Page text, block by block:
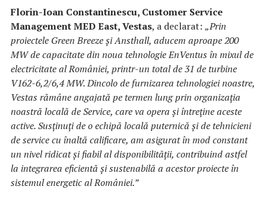
Florin-Ioan Constantinescu, Customer Service
Management MED East, Vestas, a declarat: „Prin
proiectele Green Breeze și Ansthall, aducem aproape 200
MW de capacitate din noua tehnologie EnVentus în mixul de
electricitate al României, printr-un total de 31 de turbine
V162-6,2/6,4 MW. Dincolo de furnizarea tehnologiei noastre,
Vestas rămâne angajată pe termen lung prin organizația
noastră locală de Service, care va opera și întreține aceste
active. Susținuți de o echipă locală puternică și de tehnicieni
de service cu înaltă calificare, am asigurat în mod constant
un nivel ridicat și fiabil al disponibilității, contribuind astfel
la integrarea eficientă și sustenabilă a acestor proiecte în
sistemul energetic al României.”